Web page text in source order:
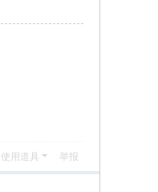
使用道具 举报